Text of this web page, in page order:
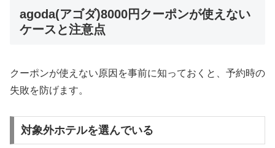
agoda(アゴダ)8000円クーポンが使えない
ケースと注意点
クーポンが使えない原因を事前に知っておくと、予約時の
失敗を防げます。
対象外ホテルを選んでいる